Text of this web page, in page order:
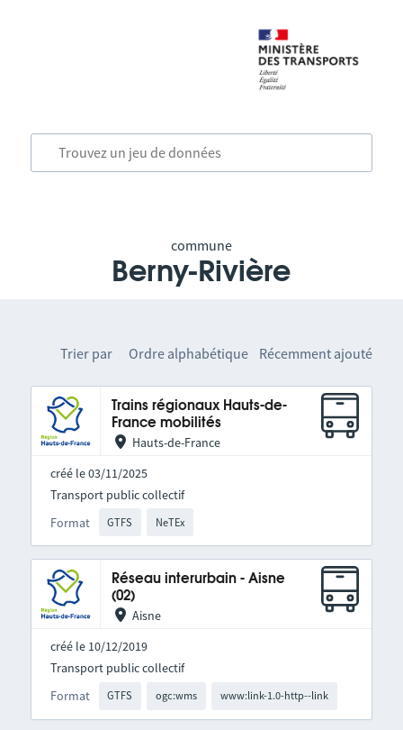
commune
Berny-Rivière
Trier par Ordre alphabétique Récemment ajouté
Trains régionaux Hauts-de-
France mobilités
Hauts-de-France
créé le 03/11/2025
Format GTFS NeTEx
Transport public collectif
Réseau interurbain - Aisne
(02)
Aisne
créé le 10/12/2019
Format GTFS ogc:wms www:link-1.0-http--link
Transport public collectif